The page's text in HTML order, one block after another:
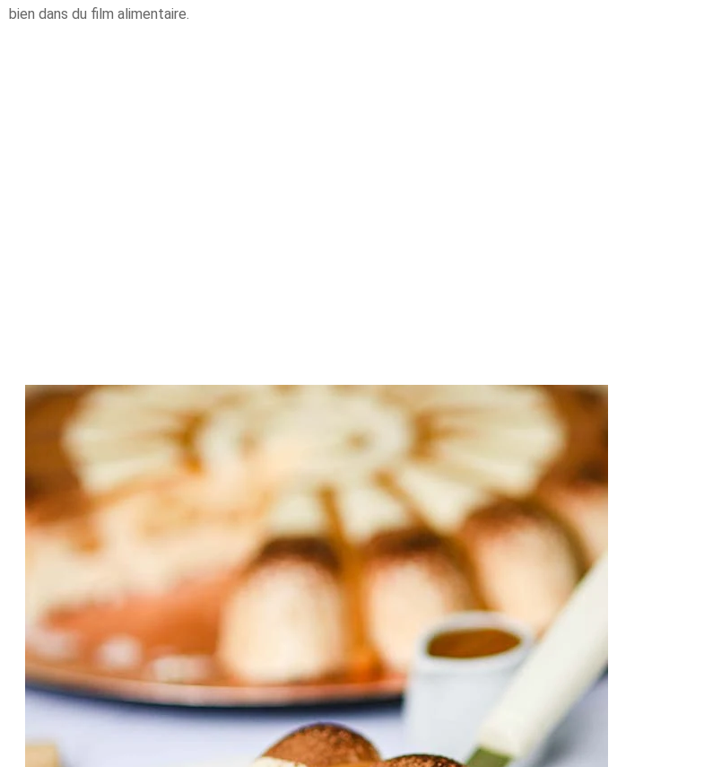
bien dans du film alimentaire.